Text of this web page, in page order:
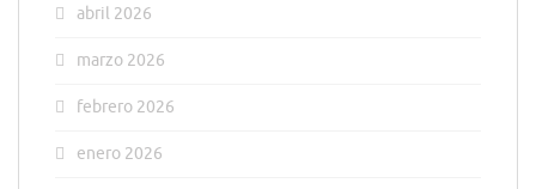
abril 2026
marzo 2026
febrero 2026
enero 2026